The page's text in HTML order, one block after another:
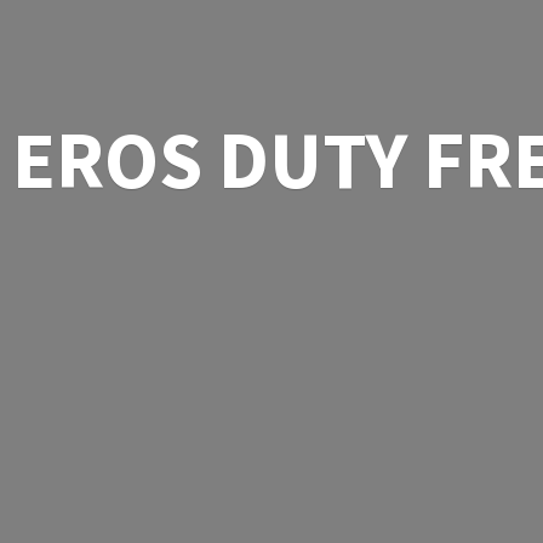
EROS DUTY